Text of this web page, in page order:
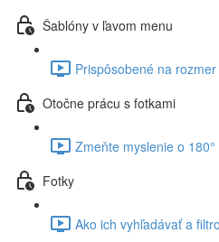
Šablóny v ľavom menu
Prispôsobené na
Otočne prácu s fotkami
Zmeňte myslenie o
Fotky
Ako ich vyhľadávať a